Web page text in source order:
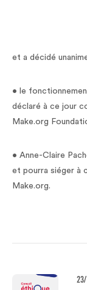
et a décidé
• le
déclaré à ce jour
Make.org
• Anne-Claire
et pourra siéger à
Make.org.